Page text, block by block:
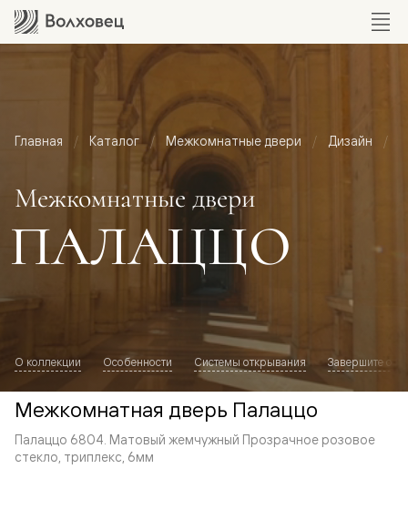
Главная Каталог Межкомнатные двери Дизайн
Межкомнатные двери
ПАЛАЦЦО
О коллекции Особенности Системы открывания Завершите
Межкомнатная дверь Палаццо
Палаццо 6804. Матовый жемчужный Прозрачное розовое
стекло, триплекс, 6мм